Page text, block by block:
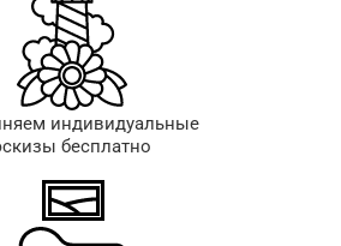
индивидуальные
бесплатно